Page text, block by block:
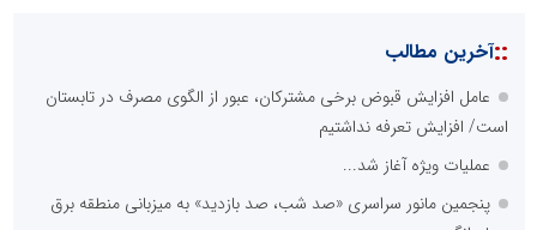
::آخرین مطالب
عامل افزایش قبوض برخی مشترکان، عبور از الگوی مصرف در تابستان
است/ افزایش تعرفه نداشتیم
عملیات ویژه آغاز شد...
پنجمین مانور سراسری «صد شب، صد بازدید» به میزبانی منطقه برق